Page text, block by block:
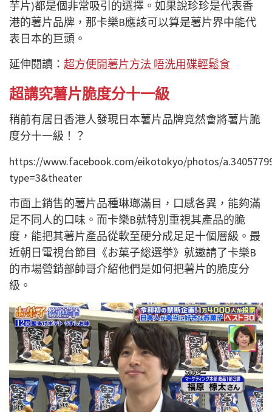
芋片)都是個非常吸引的選擇。如果說珍珍是代表香
港的薯片品牌，那卡樂B應該可以算是薯片界中能代
表日本的巨頭。
延伸閱讀： 超方便開薯片方法 唔洗用碟輕鬆食
超講究薯片脆度分十一級
稍前有居日香港人發現日本薯片品牌竟然會將薯片脆
度分十一級！？
https://www.facebook.com/eikotokyo/photos/
type=3&theater
市面上銷售的薯片品種琳瑯滿目，口感各異，能夠滿
足不同人的口味。而卡樂B就特別重視其產品的脆
度，能把其薯片產品從軟至硬分成足足十個層級。最
近朝日電視台節目《お菓子総選挙》就邀請了卡樂B
的市場營銷部帥哥介紹他們是如何把薯片的脆度分
級。